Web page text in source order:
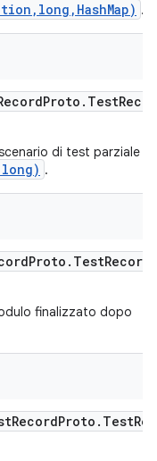
.
Proto . Test
di test parziale
.
Proto . TestRecord
finalizzato dopo
RecordProto . Test